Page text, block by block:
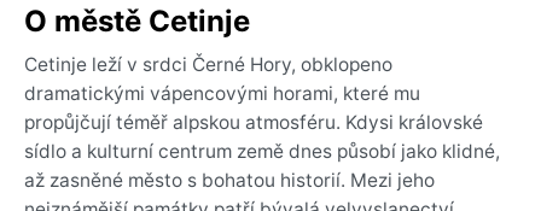
O městě Cetinje
Cetinje leží v srdci Černé Hory, obklopeno
dramatickými vápencovými horami, které mu
propůjčují téměř alpskou atmosféru. Kdysi královské
sídlo a kulturní centrum země dnes působí jako klidné,
až zasněné město s bohatou historií. Mezi jeho